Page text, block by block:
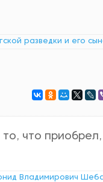
разведки и его
что
Владимирович